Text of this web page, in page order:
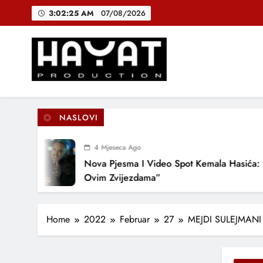
3:02:26 AM 07/08/2026
Hayat Production
Promocija domaće muzike
NASLOVI
4 Mjeseca Ago
Nova Pjesma I Video Spot Kemala Hasića:
Ovim Zvijezdama”
Home 2022 Februar 27 MEJDI